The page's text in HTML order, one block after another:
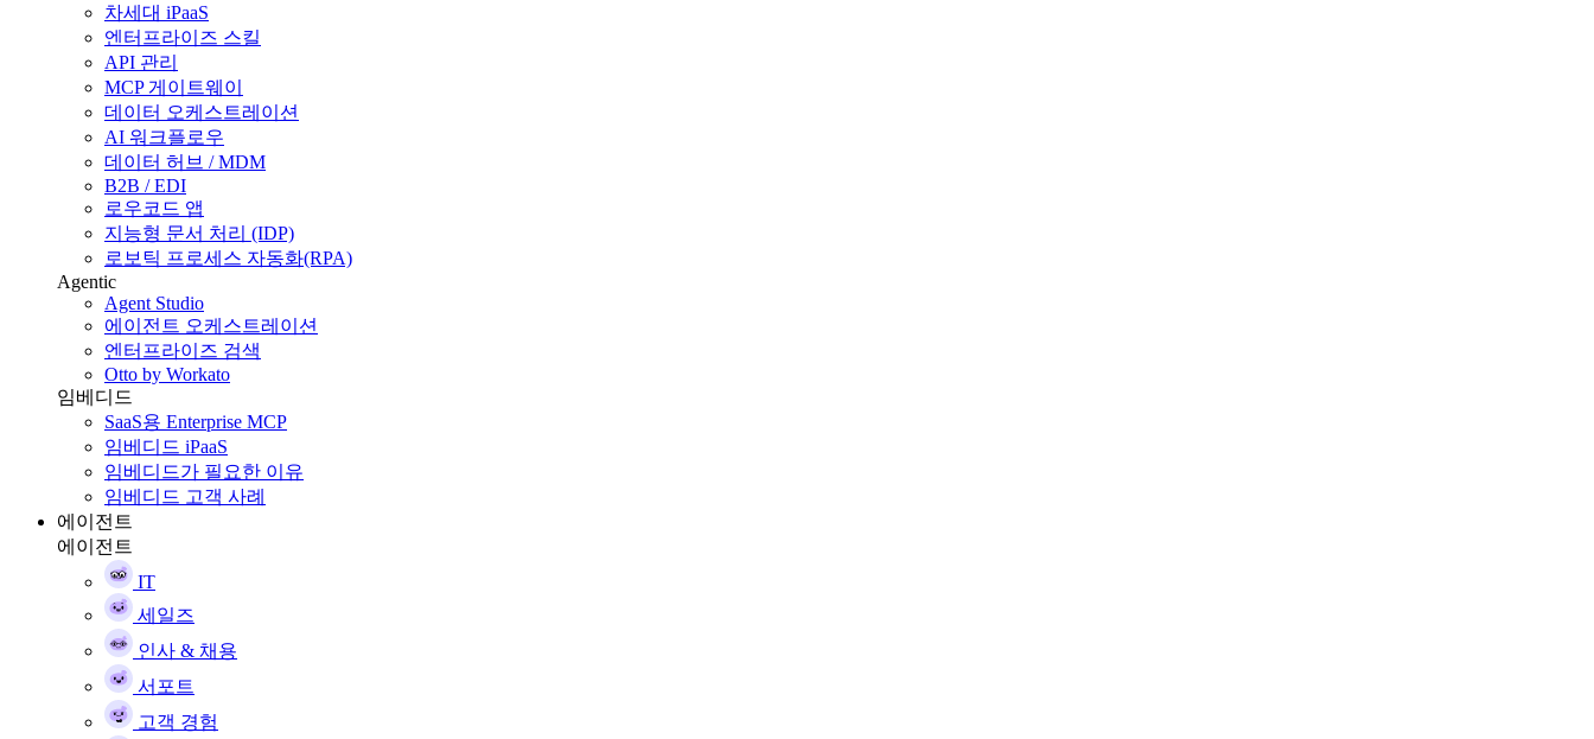
차세대 iPaaS
엔터프라이즈 스킬
API 관리
MCP 게이트웨이
데이터 오케스트레이션
AI 워크플로우
데이터 허브 / MDM
B2B / EDI
로우코드 앱
지능형 문서 처리 (IDP)
로보틱 프로세스 자동화(RPA)
Agentic
Agent Studio
에이전트 오케스트레이션
엔터프라이즈 검색
Otto by Workato
임베디드
SaaS용 Enterprise MCP
임베디드 iPaaS
임베디드가 필요한 이유
임베디드 고객 사례
에이전트
에이전트
IT
세일즈
인사 & 채용
서포트
고객 경험